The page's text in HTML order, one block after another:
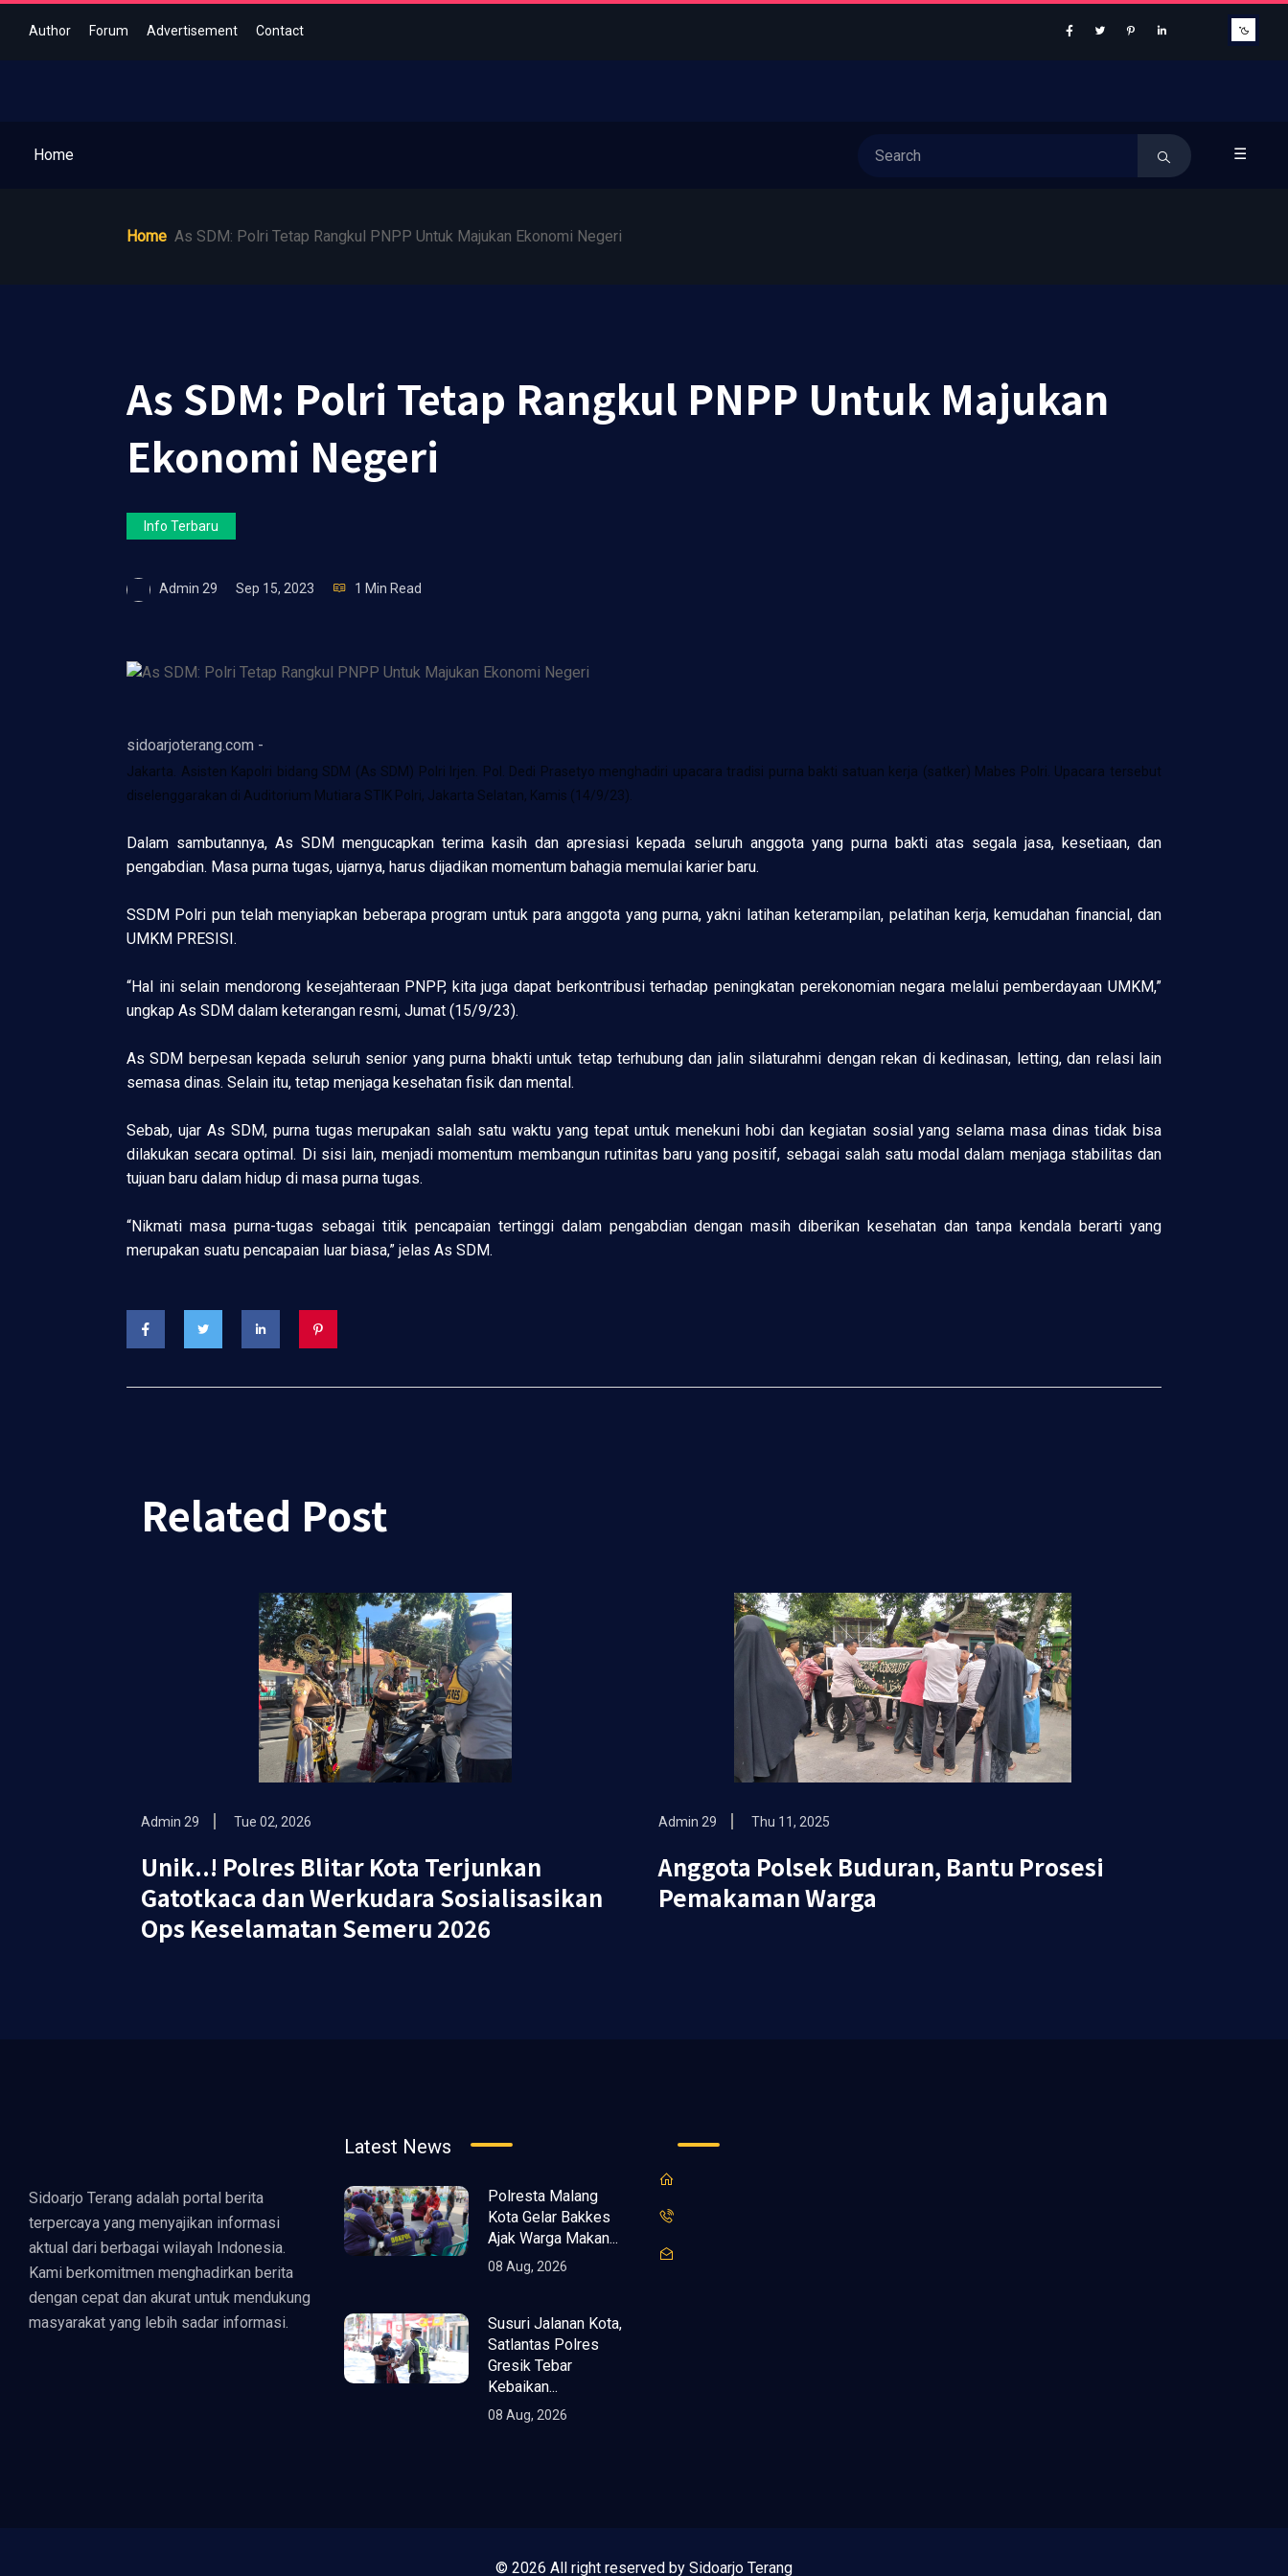
Author Forum Advertisement Contact
Home ☰
Home As SDM: Polri Tetap Rangkul PNPP Untuk Majukan Ekonomi Negeri
As SDM: Polri Tetap Rangkul PNPP Untuk Majukan
Ekonomi Negeri
Info Terbaru
Admin 29 Sep 15, 2023 1 Min Read
sidoarjoterang.com -
Jakarta. Asisten Kapolri bidang SDM (As SDM) Polri Irjen. Pol. Dedi Prasetyo menghadiri upacara tradisi purna bakti satuan kerja (satker) Mabes Polri. Upacara tersebut
diselenggarakan di Auditorium Mutiara STIK Polri, Jakarta Selatan, Kamis (14/9/23).
Dalam sambutannya, As SDM mengucapkan terima kasih dan apresiasi kepada seluruh anggota yang purna bakti atas segala jasa, kesetiaan, dan
pengabdian. Masa purna tugas, ujarnya, harus dijadikan momentum bahagia memulai karier baru.
SSDM Polri pun telah menyiapkan beberapa program untuk para anggota yang purna, yakni latihan keterampilan, pelatihan kerja, kemudahan financial, dan
UMKM PRESISI.
“Hal ini selain mendorong kesejahteraan PNPP, kita juga dapat berkontribusi terhadap peningkatan perekonomian negara melalui pemberdayaan UMKM,”
ungkap As SDM dalam keterangan resmi, Jumat (15/9/23).
As SDM berpesan kepada seluruh senior yang purna bhakti untuk tetap terhubung dan jalin silaturahmi dengan rekan di kedinasan, letting, dan relasi lain
semasa dinas. Selain itu, tetap menjaga kesehatan fisik dan mental.
Sebab, ujar As SDM, purna tugas merupakan salah satu waktu yang tepat untuk menekuni hobi dan kegiatan sosial yang selama masa dinas tidak bisa
dilakukan secara optimal. Di sisi lain, menjadi momentum membangun rutinitas baru yang positif, sebagai salah satu modal dalam menjaga stabilitas dan
tujuan baru dalam hidup di masa purna tugas.
“Nikmati masa purna-tugas sebagai titik pencapaian tertinggi dalam pengabdian dengan masih diberikan kesehatan dan tanpa kendala berarti yang
merupakan suatu pencapaian luar biasa,” jelas As SDM.
Related Post
Admin 29 Tue 02, 2026
Unik..! Polres Blitar Kota Terjunkan
Gatotkaca dan Werkudara Sosialisasikan
Ops Keselamatan Semeru 2026
Admin 29 Thu 11, 2025
Anggota Polsek Buduran, Bantu Prosesi
Pemakaman Warga
Sidoarjo Terang adalah portal berita
terpercaya yang menyajikan informasi
aktual dari berbagai wilayah Indonesia.
Kami berkomitmen menghadirkan berita
dengan cepat dan akurat untuk mendukung
masyarakat yang lebih sadar informasi.
Latest News
Polresta Malang
Kota Gelar Bakkes
Ajak Warga Makan...
08 Aug, 2026
Susuri Jalanan Kota,
Satlantas Polres
Gresik Tebar
Kebaikan...
08 Aug, 2026
© 2026 All right reserved by Sidoarjo Terang